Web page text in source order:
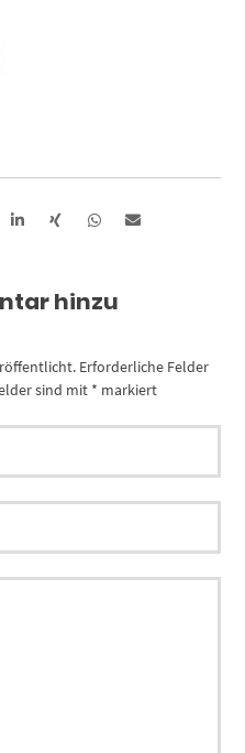
hinzu
Erforderliche Felder
sind mit * markiert